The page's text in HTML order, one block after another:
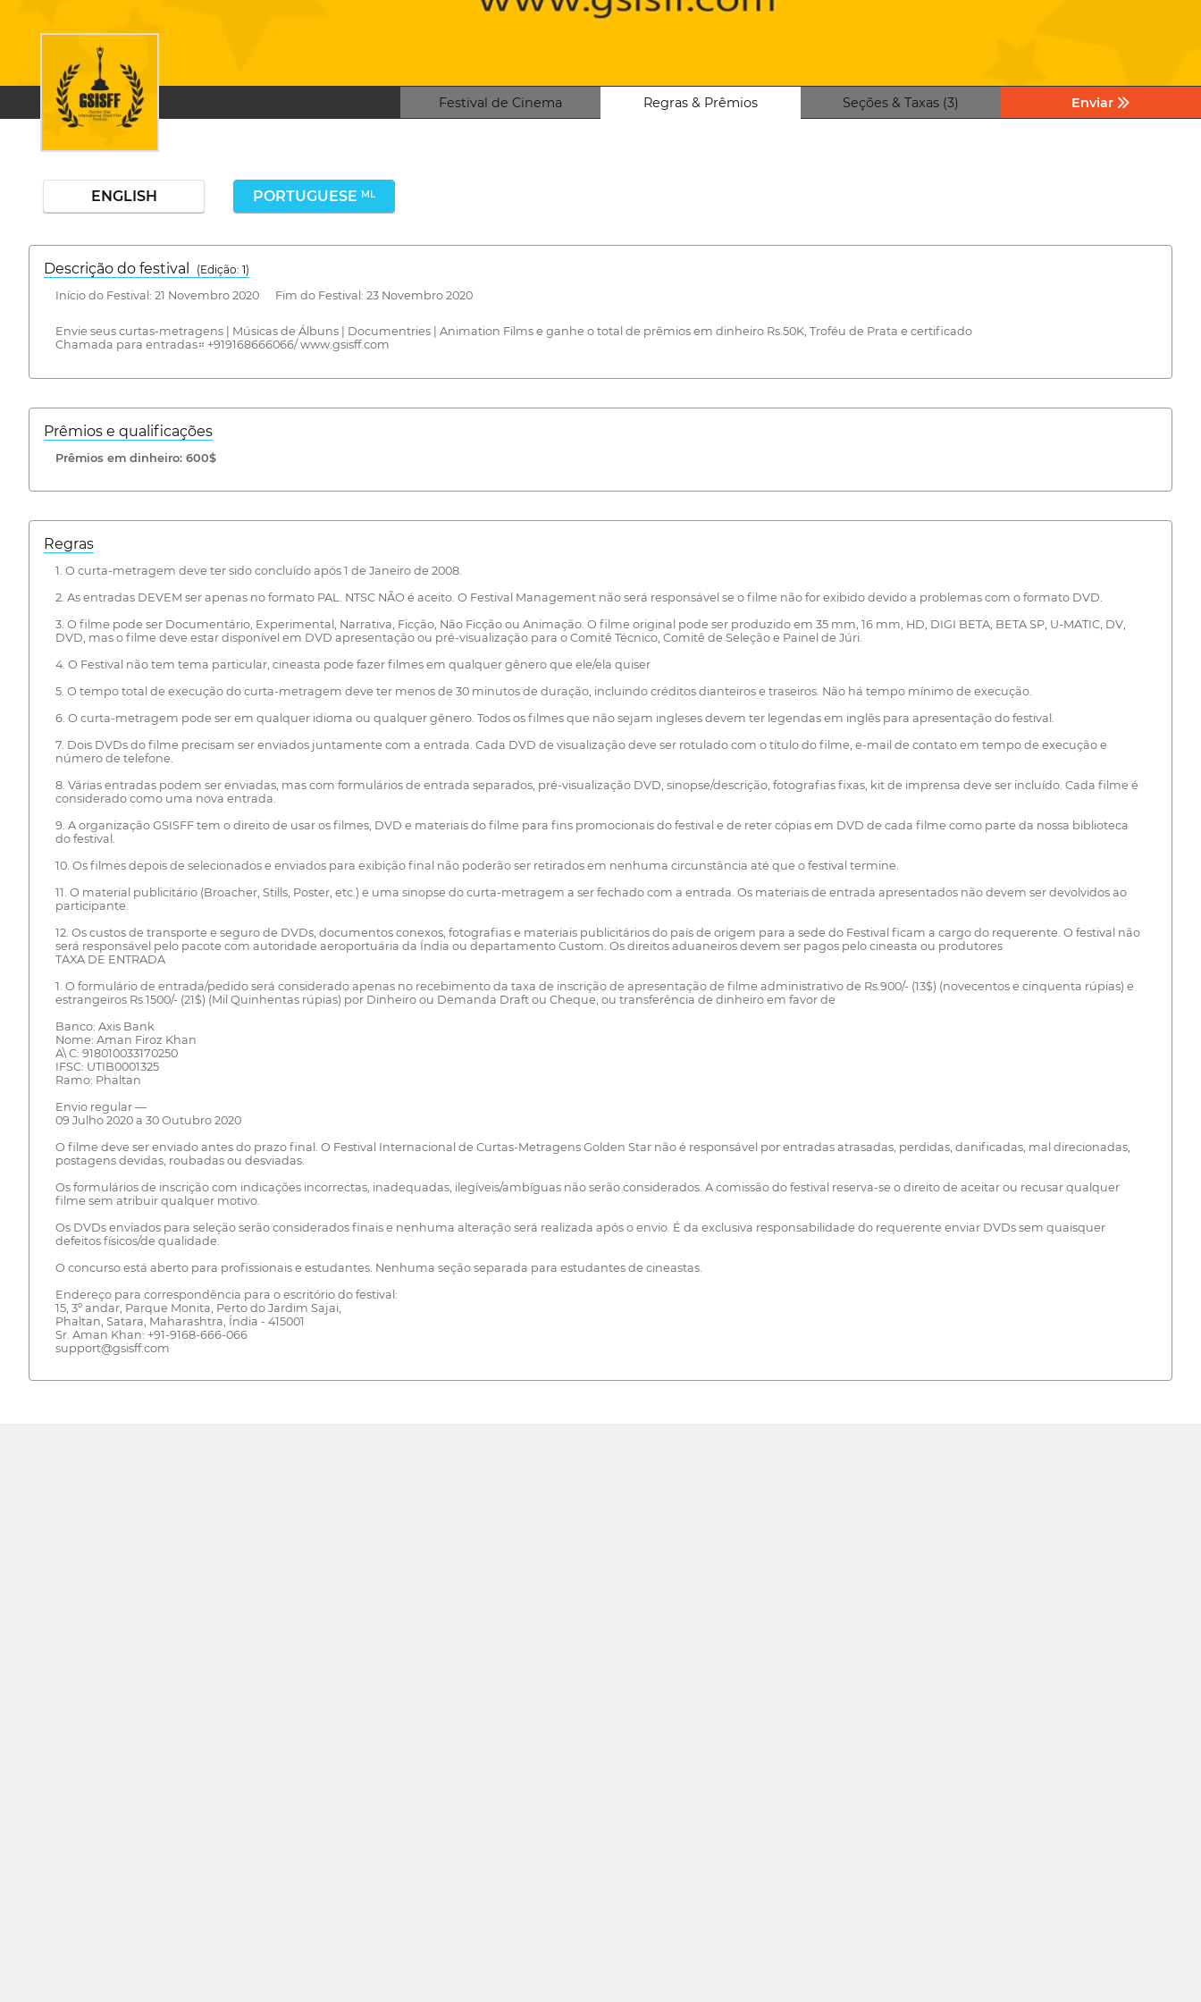
Festival de Cinema Regras & Prêmios Seções & Taxas (3) Enviar
ENGLISH PORTUGUESE ML
Descrição do festival
(Edição: 1)
Início do Festival: 21 Novembro 2020 Fim do Festival: 23 Novembro 2020
Envie seus curtas-metragens | Músicas de Álbuns | Documentries | Animation Films e ganhe o total de prêmios em dinheiro Rs.50K, Troféu de Prata e certificado
Chamada para entradas። +919168666066/ www.gsisff.com
Prêmios e qualificações
Prêmios em dinheiro: 600$
Regras
1. O curta-metragem deve ter sido concluído após 1 de Janeiro de 2008.
2. As entradas DEVEM ser apenas no formato PAL. NTSC NÃO é aceito. O Festival Management não será responsável se o filme não for exibido devido a problemas com o formato DVD.
3. O filme pode ser Documentário, Experimental, Narrativa, Ficção, Não Ficção ou Animação. O filme original pode ser produzido em 35 mm, 16 mm, HD, DIGI BETA, BETA SP, U-MATIC, DV,
DVD, mas o filme deve estar disponível em DVD apresentação ou pré-visualização para o Comitê Técnico, Comitê de Seleção e Painel de Júri.
4. O Festival não tem tema particular, cineasta pode fazer filmes em qualquer gênero que ele/ela quiser
5. O tempo total de execução do curta-metragem deve ter menos de 30 minutos de duração, incluindo créditos dianteiros e traseiros. Não há tempo mínimo de execução.
6. O curta-metragem pode ser em qualquer idioma ou qualquer gênero. Todos os filmes que não sejam ingleses devem ter legendas em inglês para apresentação do festival.
7. Dois DVDs do filme precisam ser enviados juntamente com a entrada. Cada DVD de visualização deve ser rotulado com o título do filme, e-mail de contato em tempo de execução e
número de telefone.
8. Várias entradas podem ser enviadas, mas com formulários de entrada separados, pré-visualização DVD, sinopse/descrição, fotografias fixas, kit de imprensa deve ser incluído. Cada filme é
considerado como uma nova entrada.
9. A organização GSISFF tem o direito de usar os filmes, DVD e materiais do filme para fins promocionais do festival e de reter cópias em DVD de cada filme como parte da nossa biblioteca
do festival.
10. Os filmes depois de selecionados e enviados para exibição final não poderão ser retirados em nenhuma circunstância até que o festival termine.
11. O material publicitário (Broacher, Stills, Poster, etc.) e uma sinopse do curta-metragem a ser fechado com a entrada. Os materiais de entrada apresentados não devem ser devolvidos ao
participante.
12. Os custos de transporte e seguro de DVDs, documentos conexos, fotografias e materiais publicitários do país de origem para a sede do Festival ficam a cargo do requerente. O festival não
será responsável pelo pacote com autoridade aeroportuária da Índia ou departamento Custom. Os direitos aduaneiros devem ser pagos pelo cineasta ou produtores
TAXA DE ENTRADA
1. O formulário de entrada/pedido será considerado apenas no recebimento da taxa de inscrição de apresentação de filme administrativo de Rs.900/- (13$) (novecentos e cinquenta rúpias) e
estrangeiros Rs.1500/- (21$) (Mil Quinhentas rúpias) por Dinheiro ou Demanda Draft ou Cheque, ou transferência de dinheiro em favor de
Banco: Axis Bank
Nome: Aman Firoz Khan
A\ C: 918010033170250
IFSC: UTIB0001325
Ramo: Phaltan
Envio regular —
09 Julho 2020 a 30 Outubro 2020
O filme deve ser enviado antes do prazo final. O Festival Internacional de Curtas-Metragens Golden Star não é responsável por entradas atrasadas, perdidas, danificadas, mal direcionadas,
postagens devidas, roubadas ou desviadas.
Os formulários de inscrição com indicações incorrectas, inadequadas, ilegíveis/ambíguas não serão considerados. A comissão do festival reserva-se o direito de aceitar ou recusar qualquer
filme sem atribuir qualquer motivo.
Os DVDs enviados para seleção serão considerados finais e nenhuma alteração será realizada após o envio. É da exclusiva responsabilidade do requerente enviar DVDs sem quaisquer
defeitos físicos/de qualidade.
O concurso está aberto para profissionais e estudantes. Nenhuma seção separada para estudantes de cineastas.
Endereço para correspondência para o escritório do festival:
15, 3º andar, Parque Monita, Perto do Jardim Sajai,
Phaltan, Satara, Maharashtra, Índia - 415001
Sr. Aman Khan: +91-9168-666-066
support@gsisff.com